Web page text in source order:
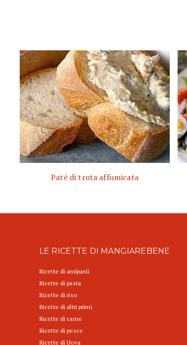
Paté di trota affumicata
LE RICETTE DI MANGIAREBENE
Ricette di antipasti
Ricette di pasta
Ricette di riso
Ricette di altri primi
Ricette di carne
Ricette di pesce
Ricette di Uova